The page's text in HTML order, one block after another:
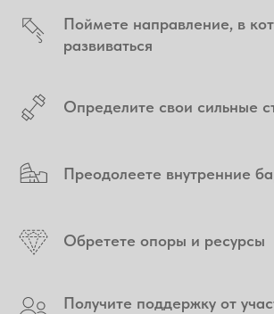
Поймете направление, в
развиваться
Определите свои сильные
Преодолеете внутренние
Обретете опоры и ресурсы
Получите поддержку от